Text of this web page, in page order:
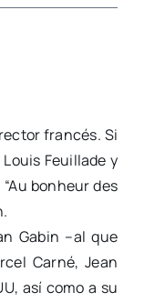
francés. Si
Feuillade y
“Au bonheur des
Gabin –al que
Carné, Jean
así como a su